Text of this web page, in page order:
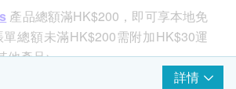
產品總額滿HK$200，即可享本地免
總額未滿HK$200需附加HK$30運
他產品>
詳情